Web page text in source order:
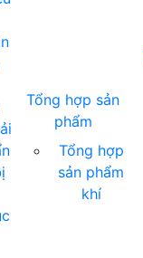
Tổng hợp sản
phẩm
Tổng hợp
sản phẩm
khí